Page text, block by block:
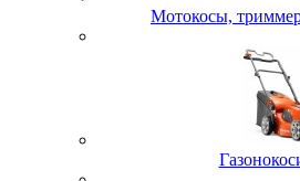
Мотокосы,